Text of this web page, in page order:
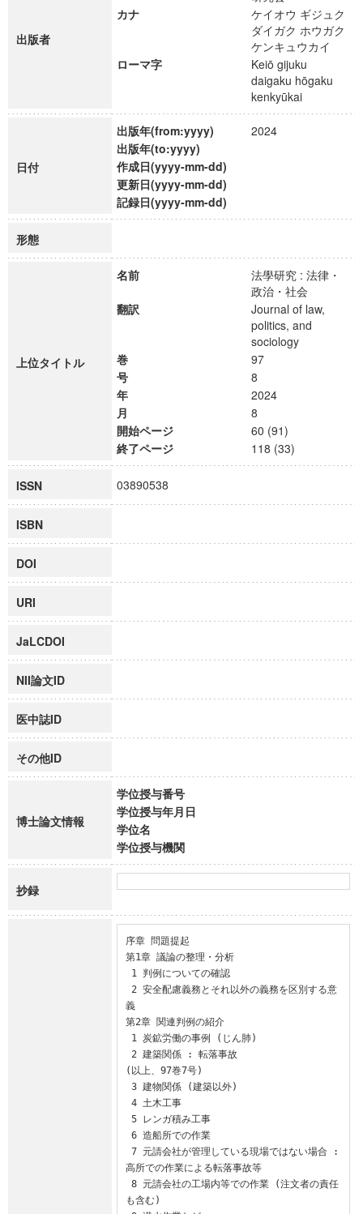
出版者
カナ
ケイオウ ギジュク
ダイガク ホウガク
ケンキュウカイ
ローマ字
Keiō gijuku
daigaku hōgaku
kenkyūkai
日付
出版年(from:yyyy)
2024
出版年(to:yyyy)
作成日(yyyy-mm-dd)
更新日(yyyy-mm-dd)
記録日(yyyy-mm-dd)
形態
上位タイトル
名前
法學研究 : 法律・
政治・社会
翻訳
Journal of law,
politics, and
sociology
巻
97
号
8
年
2024
月
8
開始ページ
60 (91)
終了ページ
118 (33)
ISSN 03890538
ISBN
DOI
URI
JaLCDOI
NII論文ID
医中誌ID
その他ID
博士論文情報
学位授与番号
学位授与年月日
学位名
学位授与機関
抄録
序章 問題提起
第1章 議論の整理・分析
義
第2章 関連判例の紹介
(以上、97巻7号)
高所での作業による転落事故等
も含む)